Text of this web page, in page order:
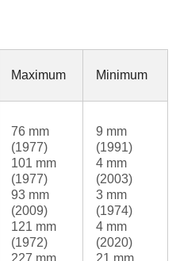
Maximum Minimum
76 mm
(1977)
101 mm
(1977)
93 mm
(2009)
121 mm
(1972)
9 mm
(1991)
4 mm
(2003)
3 mm
(1974)
4 mm
(2020)